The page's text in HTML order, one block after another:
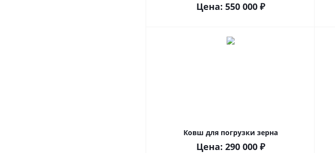
Цена: 550 000 ₽
Ковш для погрузки зерна
Цена: 290 000 ₽